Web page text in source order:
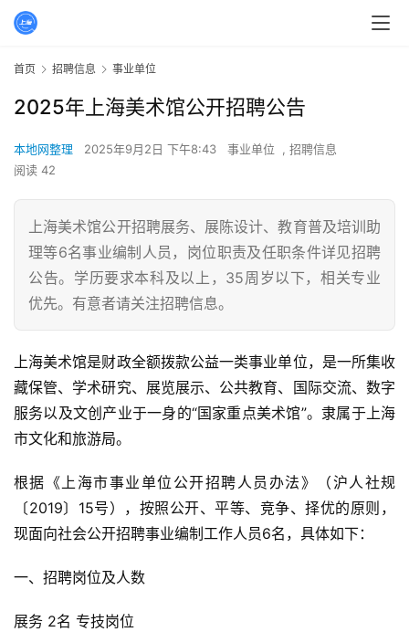
首页 招聘信息 事业单位
2025年上海美术馆公开招聘公告
本地网整理 2025年9月2日 下午8:43 事业单位 , 招聘信息
阅读 42
上海美术馆公开招聘展务、展陈设计、教育普及培训助
理等6名事业编制人员，岗位职责及任职条件详见招聘
公告。学历要求本科及以上，35周岁以下，相关专业
优先。有意者请关注招聘信息。
上海美术馆是财政全额拨款公益一类事业单位，是一所集收
藏保管、学术研究、展览展示、公共教育、国际交流、数字
服务以及文创产业于一身的“国家重点美术馆”。隶属于上海
市文化和旅游局。
根据《上海市事业单位公开招聘人员办法》（沪人社规
〔2019〕15号），按照公开、平等、竞争、择优的原则，
现面向社会公开招聘事业编制工作人员6名，具体如下：
一、招聘岗位及人数
展务 2名 专技岗位